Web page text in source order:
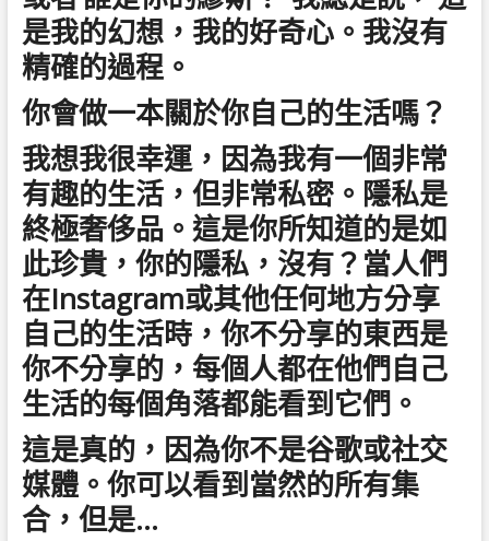
是我的幻想，我的好奇心。我沒有
精確的過程。
你會做一本關於你自己的生活嗎？
我想我很幸運，因為我有一個非常
有趣的生活，但非常私密。隱私是
終極奢侈品。這是你所知道的是如
此珍貴，你的隱私，沒有？當人們
在Instagram或其他任何地方分享
自己的生活時，你不分享的東西是
你不分享的，每個人都在他們自己
生活的每個角落都能看到它們。
這是真的，因為你不是谷歌或社交
媒體。你可以看到當然的所有集
合，但是…